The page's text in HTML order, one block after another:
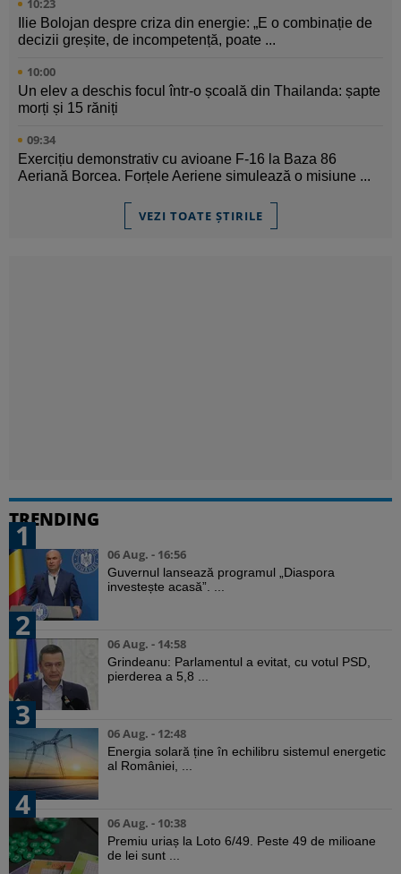
10:23
Ilie Bolojan despre criza din energie: „E o combinație de
decizii greșite, de incompetență, poate ...
10:00
Un elev a deschis focul într-o școală din Thailanda: șapte
morți și 15 răniți
09:34
Exercițiu demonstrativ cu avioane F-16 la Baza 86
Aeriană Borcea. Forțele Aeriene simulează o misiune ...
VEZI TOATE ȘTIRILE
TRENDING
1
06 Aug. - 16:56
Guvernul lansează programul „Diaspora
investește acasă”. ...
2
06 Aug. - 14:58
Grindeanu: Parlamentul a evitat, cu votul PSD,
pierderea a 5,8 ...
3
06 Aug. - 12:48
Energia solară ține în echilibru sistemul energetic
al României, ...
4
06 Aug. - 10:38
Premiu uriaș la Loto 6/49. Peste 49 de milioane
de lei sunt ...